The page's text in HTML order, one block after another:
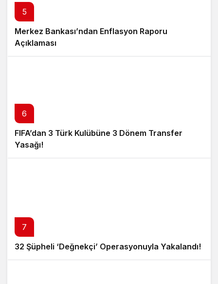
5
Merkez Bankası’ndan Enflasyon Raporu
Açıklaması
6
FIFA’dan 3 Türk Kulübüne 3 Dönem Transfer
Yasağı!
7
32 Şüpheli ‘Değnekçi’ Operasyonuyla Yakalandı!